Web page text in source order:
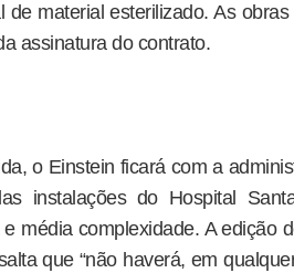
de material esterilizado. As
assinatura do contrato.
o Einstein ficará com a
instalações do Hospital
média complexidade. A edição
que “não haverá, em